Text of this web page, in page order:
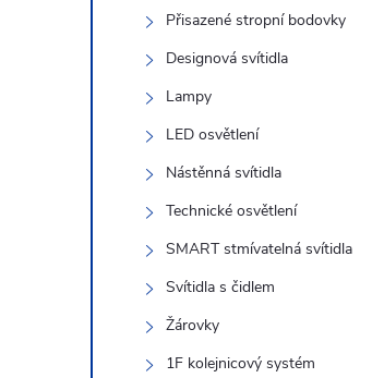
Přisazené stropní bodovky
Designová svítidla
Lampy
LED osvětlení
Nástěnná svítidla
Technické osvětlení
SMART stmívatelná svítidla
Svítidla s čidlem
Žárovky
1F kolejnicový systém